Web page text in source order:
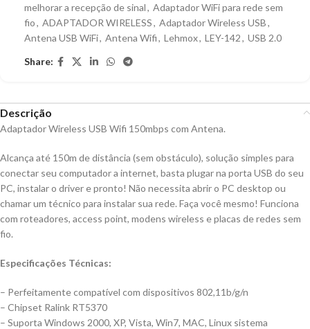
melhorar a recepção de sinal, Adaptador WiFi para rede sem
fio, ADAPTADOR WIRELESS, Adaptador Wireless USB,
Antena USB WiFi, Antena Wifi, Lehmox, LEY-142, USB 2.0
Share:
Descrição
Adaptador Wireless USB Wifi 150mbps com Antena.
Alcança até 150m de distância (sem obstáculo), solução simples para
conectar seu computador a internet, basta plugar na porta USB do seu
PC, instalar o driver e pronto! Não necessita abrir o PC desktop ou
chamar um técnico para instalar sua rede. Faça você mesmo! Funciona
com roteadores, access point, modens wireless e placas de redes sem
fio.
Especificações Técnicas:
– Perfeitamente compatível com dispositivos 802,11b/g/n
– Chipset Ralink RT5370
– Suporta Windows 2000, XP, Vista, Win7, MAC, Linux sistema